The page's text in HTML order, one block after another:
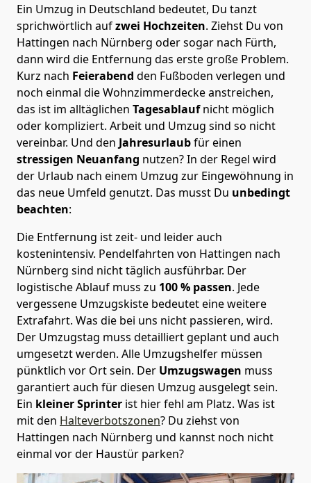
Ein Umzug in Deutschland bedeutet, Du tanzt
sprichwörtlich aufzwei Hochzeiten. Ziehst Du von
Hattingen nach Nürnberg oder sogar nach Fürth,
dann wird die Entfernung das erste große Problem.
Kurz nach Feierabend den Fußboden verlegen und
noch einmal die Wohnzimmerdecke anstreichen,
das ist im alltäglichen Tagesablaufnicht möglich
oder kompliziert. Arbeit und Umzug sind so nicht
vereinbar. Und den Jahresurlaubfür einen
stressigen Neuanfang nutzen? In der Regel wird
der Urlaub nach einem Umzug zur Eingewöhnung in
das neue Umfeld genutzt. Das musst Du unbedingt
beachten:
Die Entfernung ist zeit- und leider auch
kostenintensiv. Pendelfahrten von Hattingen nach
Nürnberg sind nicht täglich ausführbar. Der
logistische Ablauf muss zu 100 % passen. Jede
vergessene Umzugskiste bedeutet eine weitere
Extrafahrt. Was die bei uns nicht passieren, wird.
Der Umzugstag muss detailliert geplant und auch
umgesetzt werden. Alle Umzugshelfer müssen
pünktlich vor Ort sein. Der Umzugswagen muss
garantiert auch für diesen Umzug ausgelegt sein.
Ein kleiner Sprinter ist hier fehl am Platz. Was ist
mit den Halteverbotszonen? Du ziehst von
Hattingen nach Nürnberg und kannst noch nicht
einmal vor der Haustür parken?